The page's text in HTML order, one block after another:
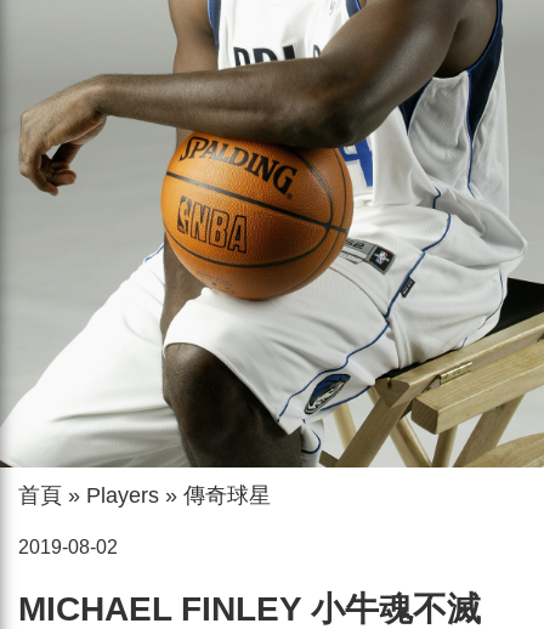
首頁 » Players » 傳奇球星
2019-08-02
MICHAEL FINLEY 小牛魂不滅